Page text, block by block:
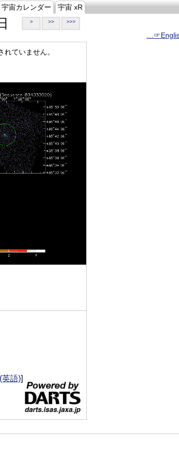
宇宙カレンダー 宇宙 xR
> >> >>>
れていません。
英語)]